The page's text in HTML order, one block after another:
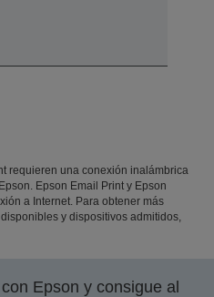
requieren una conexión inalámbrica
Epson Email Print y Epson
a Internet. Para obtener más
y dispositivos admitidos,
Epson y consigue al